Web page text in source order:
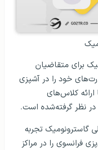
برای متقاضیان
خود را در آشپزی
ارائه کلاس‌های
در نظر گرفته‌شده است.
گاسترونومیک تجربه
فرانسوی را در مراکز